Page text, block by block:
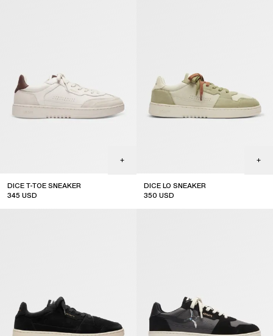
DICE T-TOE SNEAKER
345 USD
DICE LO SNEAKER
350 USD